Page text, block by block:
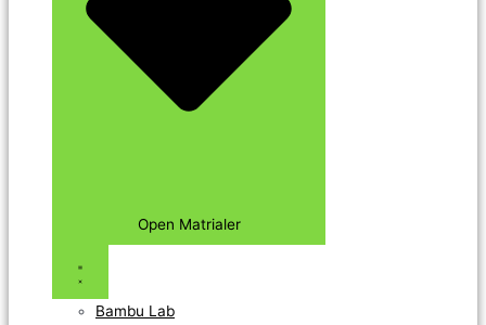
Open Matrialer
Bambu Lab